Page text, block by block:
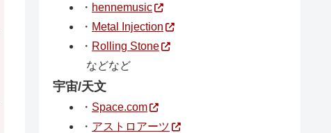
・ hennemusic
・ Metal Injection
・ Rolling Stone
などなど
宇宙/天文
・ Space.com
・ アストロアーツ